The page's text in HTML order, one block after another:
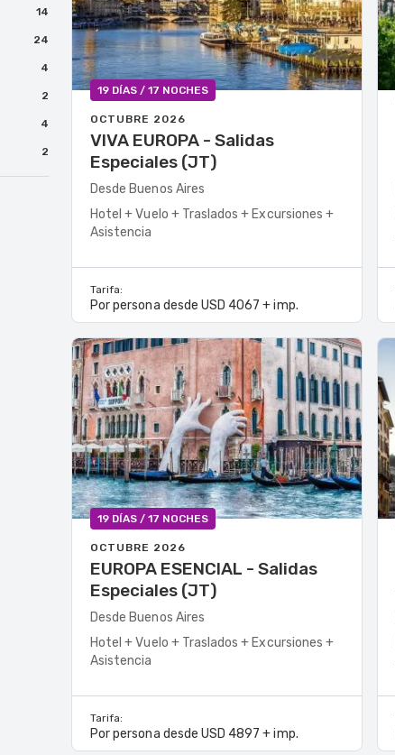
14
24
4
2
4
2
12
19 DÍAS / 17 NOCHES
OCTUBRE 2026
VIVA EUROPA - Salidas
Especiales (JT)
Desde Buenos Aires
Hotel + Vuelo + Traslados + Excursiones +
Asistencia
Tarifa:
Por persona desde USD 4067 + imp.
19 DÍAS / 17 NOCHES
OCTUBRE 2026
EUROPA ESENCIAL - Salidas
Especiales (JT)
Desde Buenos Aires
Hotel + Vuelo + Traslados + Excursiones +
Asistencia
Tarifa:
Por persona desde USD 4897 + imp.